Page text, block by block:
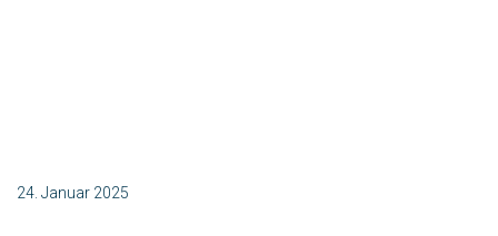
24. Januar 2025